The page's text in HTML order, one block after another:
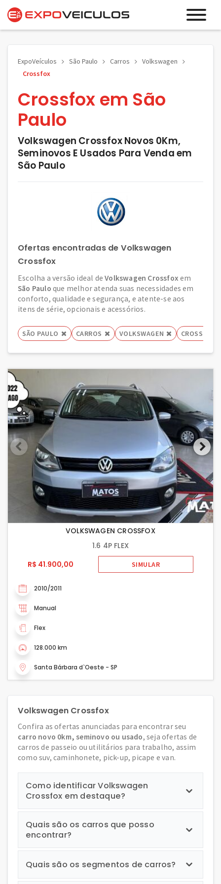
ExpoVeículos São Paulo Carros
Volkswagen
Crossfox
Crossfox em São
Paulo
Volkswagen Crossfox Novos 0Km,
Seminovos E Usados Para Venda em
São Paulo
Ofertas encontradas de Volkswagen
Crossfox
Escolha a versão ideal deVolkswagen Crossfox em
São Paulo que melhor atenda suas necessidades em
conforto, qualidade e segurança, e atente-se aos
itens de série, opcionais e acessórios.
SÃO PAULO CARROS VOLKSWAGEN CROSSFOX
VOLKSWAGEN CROSSFOX
1.6 4P FLEX
R$ 41.900,00
SIMULAR
2010/2011
Manual
Flex
128.000 km
Santa Bárbara d`Oeste - SP
Volkswagen Crossfox
Confira as ofertas anunciadas para encontrar seu
carro novo 0km, seminovo ou usado, seja ofertas de
carros de passeio ou utilitários para trabalho, assim
como suv, caminhonete, pick-up, picape e van.
Como identificar Volkswagen
Crossfox em destaque?
Quais são os carros que posso
encontrar?
Quais são os segmentos de carros?